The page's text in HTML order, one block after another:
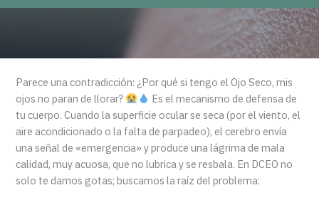
Parece una contradicción: ¿Por qué si tengo el Ojo Seco, mis
ojos no paran de llorar?
Es el mecanismo de defensa de
tu cuerpo. Cuando la superficie ocular se seca (por el viento, el
aire acondicionado o la falta de parpadeo), el cerebro envía
una señal de «emergencia» y produce una lágrima de mala
calidad, muy acuosa, que no lubrica y se resbala. En DCEO no
solo te damos gotas; buscamos la raíz del problema: